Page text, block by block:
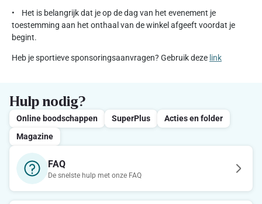
• Het is belangrijk dat je op de dag van het evenement je
toestemming aan het onthaal van de winkel afgeeft voordat je
begint.
Heb je sportieve sponsoringsaanvragen? Gebruik deze link
Hulp nodig?
Online boodschappen SuperPlus
Acties en folder
Magazine
FAQ
De snelste hulp met onze FAQ